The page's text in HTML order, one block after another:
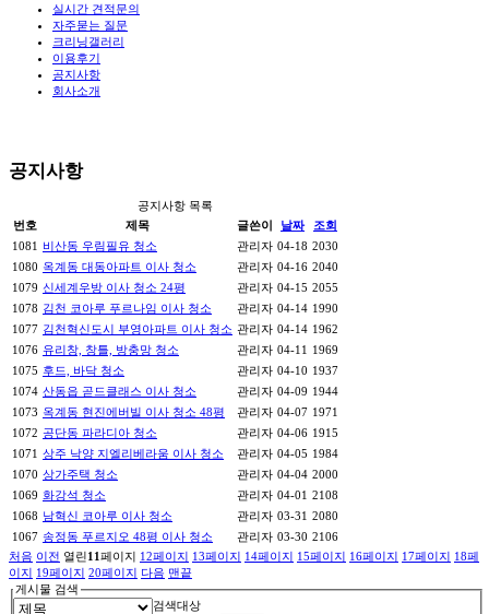
실시간 견적문의
자주묻는 질문
크리닝갤러리
이용후기
공지사항
회사소개
공지사항
공지사항 목록
번호
제목 글쓴이 날짜
조회
1081
비산동 우림필유 청소 관리자 04-18 2030
1080 옥계동 대동아파트 이사 청소 관리자 04-16 2040
1079 신세계우방 이사 청소 24평 관리자 04-15 2055
1078 김천 코아루 푸르나임 이사 청소 관리자 04-14 1990
1077 김천혁신도시 부영아파트 이사 청소 관리자 04-14 1962
1076 유리창, 창틀, 방충망 청소 관리자 04-11
1969
1075 후드, 바닥 청소 관리자 04-10 1937
1074 산동읍 곧드클래스 이사 청소 관리자 04-09 1944
1073 옥계동 현진에버빌 이사 청소 48평 관리자 04-07 1971
1072 공단동 파라디아 청소 관리자 04-06 1915
1071 상주 낙양 지엘리베라움 이사 청소 관리자 04-05 1984
1070 상가주택 청소 관리자 04-04 2000
1069 화강석 청소 관리자 04-01 2108
1068 남혁신 코아루 이사 청소 관리자 03-31 2080
1067 송정동 푸르지오 48평 이사 청소 관리자 03-30 2106
처음 이전 열린 11 페이지 12페이지 13페이지 14페이지 15페이지 16페이지 17페이지 18페
이지
19페이지 20페이지 다음 맨끝
게시물 검색
검색대상